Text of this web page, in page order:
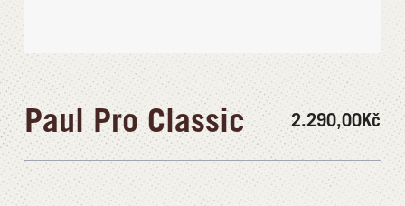
Paul Pro Classic 2.290,00Kč